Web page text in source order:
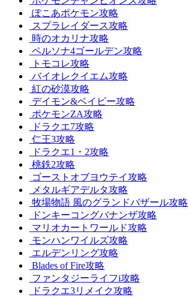
ぽこあポケモン攻略
スプラレイダース攻略
時のオカリナ攻略
ペルソナ4ゴールデン攻略
トモコレ攻略
バイオレクイエム攻略
紅の砂漠攻略
デイモン&ベイビー攻略
ポケモンZA攻略
ドラクエ7攻略
仁王3攻略
ドラクエ1・2攻略
桃鉄2攻略
ゴーストオブヨウテイ攻略
メタルギアデルタ攻略
牧場物語 風のグランドバザール攻略
ドンキーコングバナンザ攻略
マリオカートワールド攻略
モンハンワイルズ攻略
エルデンリング攻略
Blades of Fire攻略
ファンタジーライフi攻略
ドラクエ3リメイク攻略